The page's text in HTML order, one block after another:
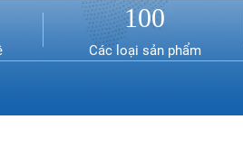
100
Các loại sản phẩm